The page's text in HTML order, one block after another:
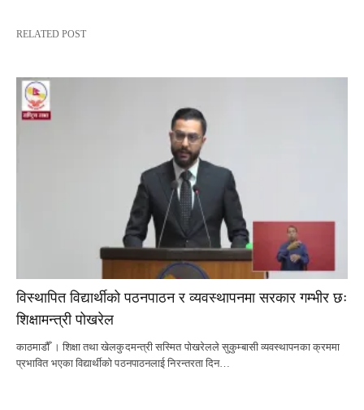
RELATED POST
विस्थापित विद्यार्थीको पठनपाठन र व्यवस्थापनमा सरकार गम्भीर छः
शिक्षामन्त्री पोखरेल
काठमाडौँ । शिक्षा तथा खेलकुदमन्त्री सस्मित पोखरेलले सुकुम्बासी व्यवस्थापनका क्रममा
प्रभावित भएका विद्यार्थीको पठनपाठनलाई निरन्तरता दिन…